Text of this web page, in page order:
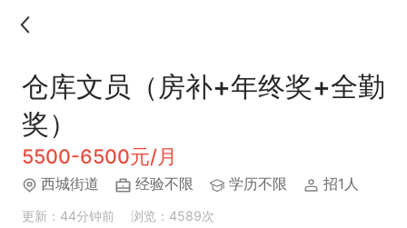
仓库文员（房补+年终奖+全勤
奖）
5500-6500元/月
西城街道 经验不限 学历不限 招1人
更新：44分钟前 浏览：4589次